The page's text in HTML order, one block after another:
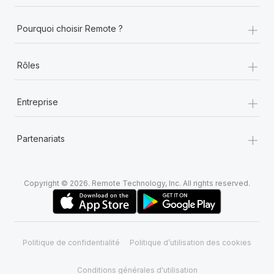
En savoir plus
Pourquoi choisir Remote ? +
Rôles +
Entreprise +
Partenariats +
Copyright © 2026. Remote Technology, Inc. All rights reserved.
Politique de confidentialité Politique d’utilisation des cookies
Conditions générales d'utilisation